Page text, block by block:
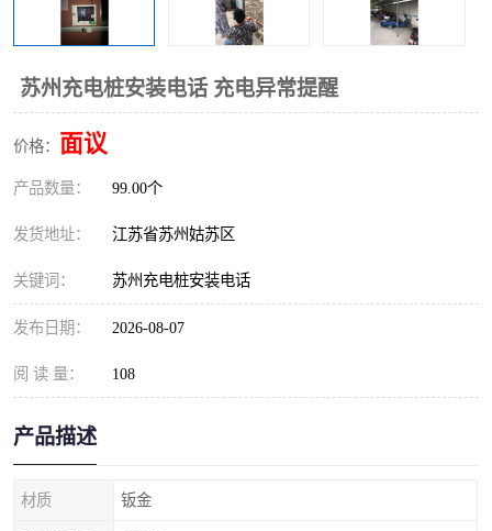
苏州充电桩安装电话 充电异常提醒
价格： 面议
产品数量： 99.00个
发货地址： 江苏省苏州姑苏区
关键词： 苏州充电桩安装电话
发布日期： 2026-08-07
阅 读 量： 108
产品描述
材质 钣金